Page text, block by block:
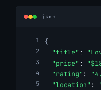
json
{
"title" :
"price" :
"rating" :
"location" :